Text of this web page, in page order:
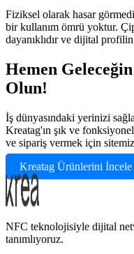
Fiziksel olarak hasar
bir kullanım ömrü yoktur.
dayanıklıdır ve dijital
Hemen
Olun!
İş dünyasındaki yerinizi
Kreatag'ın şık ve
ve sipariş vermek için
Kreatag Ürünlerini İncele
NFC teknolojisiyle dijital
tanımlıyoruz.